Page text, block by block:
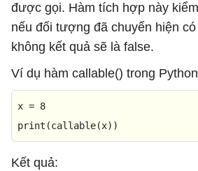
được gọi. Hàm tích hợp này
nếu đối tượng đã chuyển hiện
không kết quả sẽ là false.
Ví dụ hàm callable() trong
x = 8
print (callable(x))
Kết quả: